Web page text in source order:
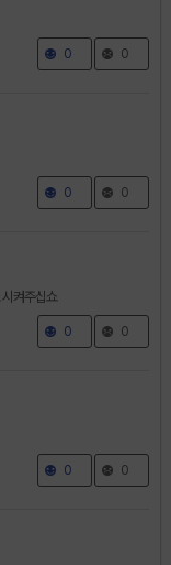
0 0
0 0
켜주십쇼
0 0
0 0